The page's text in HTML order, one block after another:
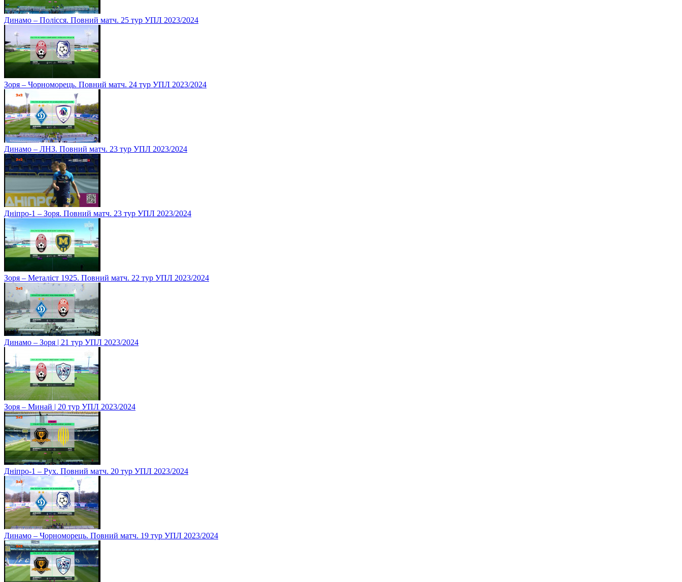
Динамо – Полісся. Повний матч. 25 тур УПЛ 2023/2024
Зоря – Чорноморець. Повний матч. 24 тур УПЛ 2023/2024
Динамо – ЛНЗ. Повний матч. 23 тур УПЛ 2023/2024
Дніпро-1 – Зоря. Повний матч. 23 тур УПЛ 2023/2024
Зоря – Металіст 1925. Повний матч. 22 тур УПЛ 2023/2024
Динамо – Зоря | 21 тур УПЛ 2023/2024
Зоря – Минай | 20 тур УПЛ 2023/2024
Дніпро-1 – Рух. Повний матч. 20 тур УПЛ 2023/2024
Динамо – Чорноморець. Повний матч. 19 тур УПЛ 2023/2024